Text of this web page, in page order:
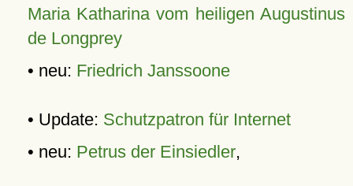
Maria Katharina vom heiligen Augustinus
de Longprey
• neu: Friedrich Janssoone
• Update: Schutzpatron für Internet
• neu: Petrus der Einsiedler,